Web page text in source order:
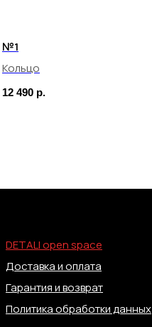
№1
Кольцо
12 490 р.
DETALI open space
Доставка и оплата
Гарантия и возврат
Политика обработки данных